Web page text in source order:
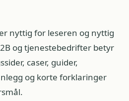
nyttig for leseren og nyttig
og tjenestebedrifter betyr
caser, guider,
og korte forklaringer